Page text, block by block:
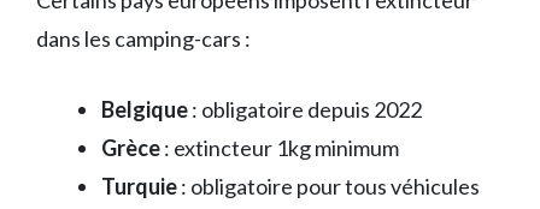
dans les camping-cars :
Belgique: obligatoire depuis 2022
Grèce: extincteur 1kg minimum
Turquie: obligatoire pour tous véhicules